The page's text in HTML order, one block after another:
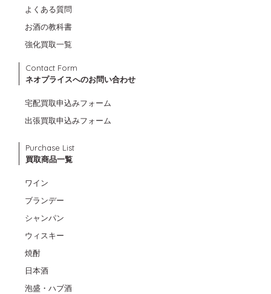
よくある質問
お酒の教科書
強化買取一覧
Contact Form
ネオプライスへのお問い合わせ
宅配買取申込みフォーム
出張買取申込みフォーム
Purchase List
買取商品一覧
ワイン
ブランデー
シャンパン
ウィスキー
焼酎
日本酒
泡盛・ハブ酒